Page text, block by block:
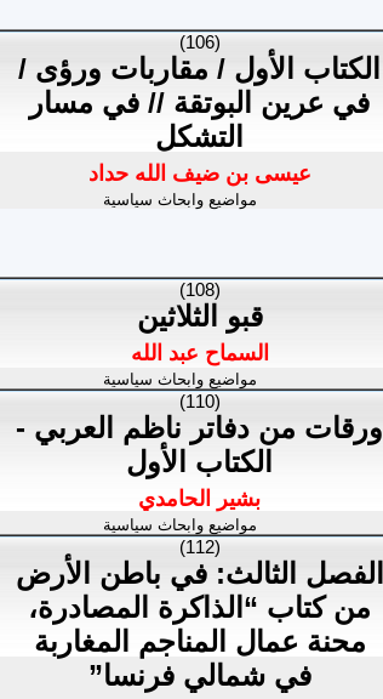
(106)
الكتاب الأول / مقاربات ورؤى /
في عرين البوتقة // في مسار
التشكل
عيسى بن ضيف الله حداد
مواضيع وابحاث سياسية
(108)
قبو الثلاثين
السماح عبد الله
مواضيع وابحاث سياسية
(110)
ورقات من دفاتر ناظم العربي -
الكتاب الأول
بشير الحامدي
مواضيع وابحاث سياسية
(112)
الفصل الثالث: في باطن الأرض
من كتاب “الذاكرة المصادرة،
محنة عمال المناجم المغاربة
في شمالي فرنسا”